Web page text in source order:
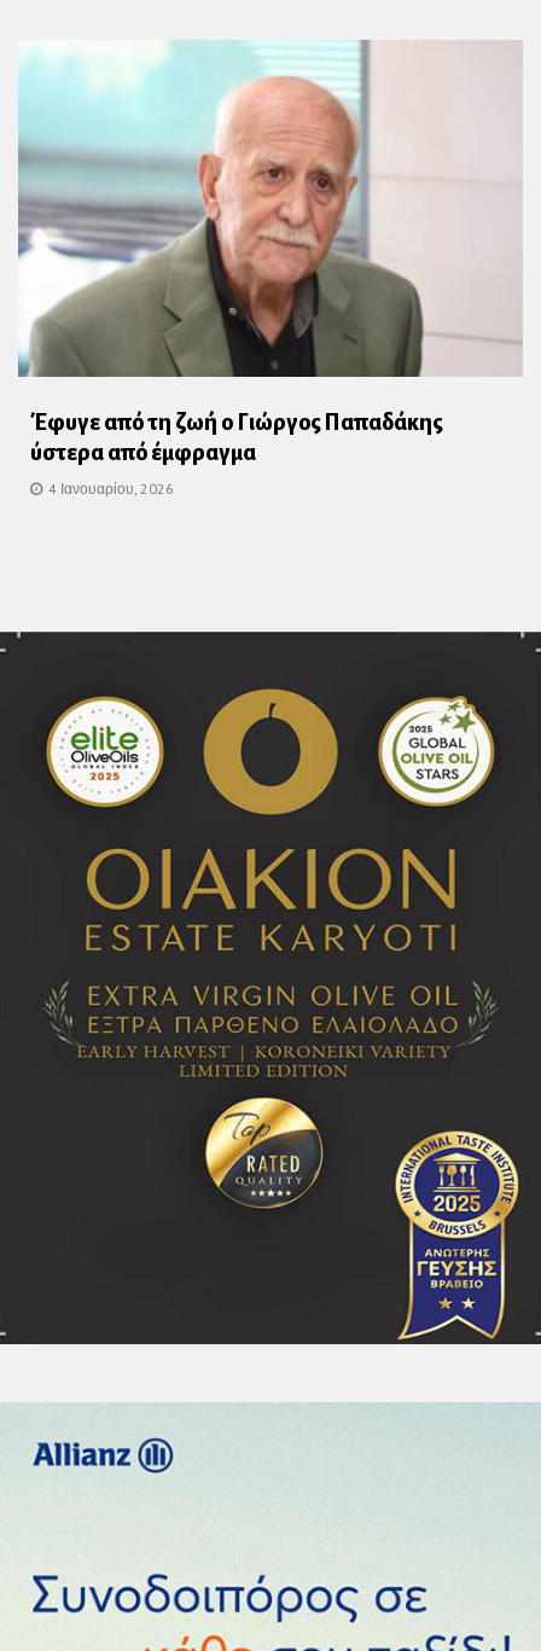
Έφυγε από τη ζωή ο Γιώργος Παπαδάκης
ύστερα από έμφραγμα
4 Ιανουαρίου, 2026